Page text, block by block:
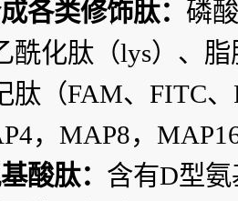
各类修饰肽： 磷
酰化肽（lys）、
肽（FAM、FITC
，MAP8，
酸肽： 含有D型